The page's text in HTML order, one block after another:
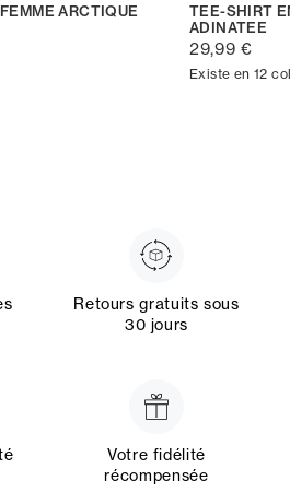
ARCTIQUE
TEE-SHIRT
ADINATEE
29,99 €
Existe en 12
Retours gratuits sous
30 jours
Votre fidélité
récompensée